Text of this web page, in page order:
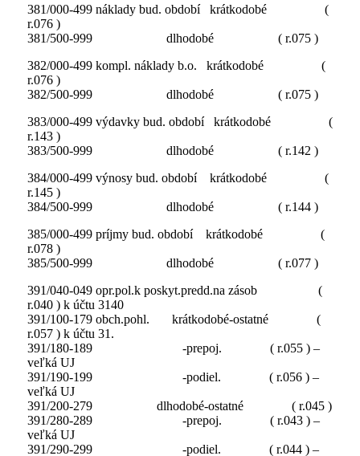
381/000-499 náklady bud. období krátkodobé (
r.076 )
381/500-999 dlhodobé ( r.075 )
382/000-499 kompl. náklady b.o. krátkodobé (
r.076 )
382/500-999 dlhodobé ( r.075 )
383/000-499 výdavky bud. období krátkodobé (
r.143 )
383/500-999 dlhodobé ( r.142 )
384/000-499 výnosy bud. období krátkodobé (
r.145 )
384/500-999 dlhodobé ( r.144 )
385/000-499 príjmy bud. období krátkodobé (
r.078 )
385/500-999 dlhodobé ( r.077 )
391/040-049 opr.pol.k poskyt.predd.na zásob (
r.040 ) k účtu 3140
391/100-179 obch.pohl. krátkodobé-ostatné (
r.057 ) k účtu 31.
391/180-189 -prepoj. ( r.055 ) –
veľká UJ
391/190-199 -podiel. ( r.056 ) –
veľká UJ
391/200-279 dlhodobé-ostatné ( r.045 )
391/280-289 -prepoj. ( r.043 ) –
veľká UJ
391/290-299 -podiel. ( r.044 ) –